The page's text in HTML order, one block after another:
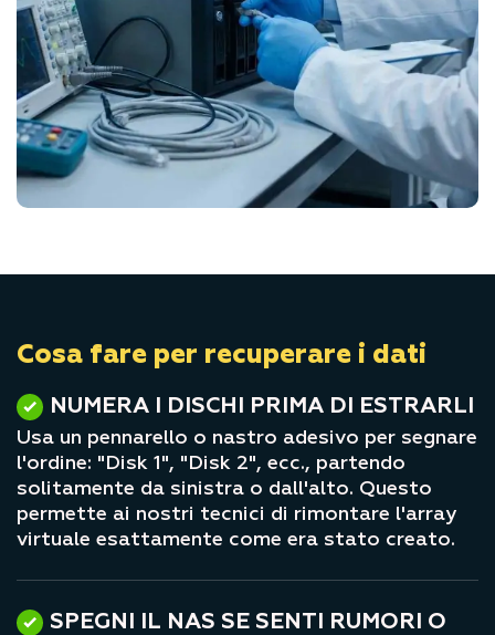
Cosa fare per recuperare i dati
NUMERA I DISCHI PRIMA DI ESTRARLI
Usa un pennarello o nastro adesivo per segnare
l'ordine: "Disk 1", "Disk 2", ecc., partendo
solitamente da sinistra o dall'alto. Questo
permette ai nostri tecnici di rimontare l'array
virtuale esattamente come era stato creato.
SPEGNI IL NAS SE SENTI RUMORI O